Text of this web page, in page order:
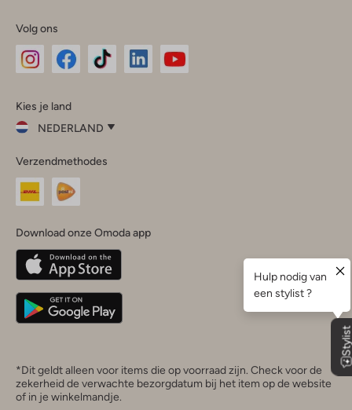
Volg ons
InstagramFacebook
Kies je land
NEDERLAND
je
land
Nederland
Belgique(Français)
Deutschland
Verzendmethodes
Download onze Omoda app
*Dit geldt alleen voor items die op voorraad zijn. Check voor de
zekerheid de verwachte bezorgdatum bij het item op de website
of in je winkelmandje.